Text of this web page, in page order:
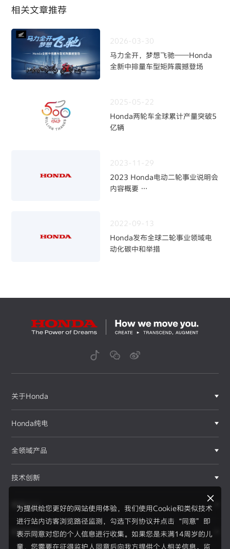
相关文章推荐
2026-03-30
马力全开，梦想飞驰——Honda
全新中排量车型矩阵震撼登场
2025-05-22
Honda两轮车全球累计产量突破5
亿辆
2023-11-29
2023 Honda电动二轮事业说明会
内容概要
2022-09-13
Honda发布全球二轮事业领域电
动化碳中和举措
为提供给您更好的网站使用体验，我们使用Cookie和类似技术
进行站内访客浏览路径监测，勾选下列协议并点击“同意”即
表示同意对您的个人信息进行收集。如果您是未满14周岁的儿
童，您需要在征得监护人同意后向我方提供个人相关信息。监
关于Honda
Honda纯电
全领域产品
技术创新
赛事运动
新闻资讯
F1®赛事